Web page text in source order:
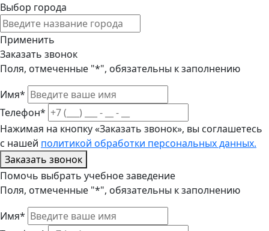
Выбор города
Применить
Заказать звонок
Поля, отмеченные "*", обязательны к заполнению
Имя*
Телефон*
Нажимая на кнопку «Заказать звонок», вы соглашетесь
с нашей политикой обработки персональных данных.
Заказать звонок
Помочь выбрать учебное заведение
Поля, отмеченные "*", обязательны к заполнению
Имя*